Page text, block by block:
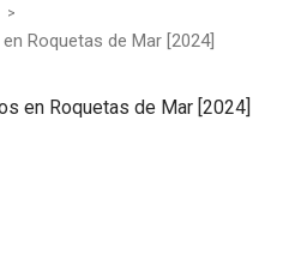
Roquetas de Mar [2024]